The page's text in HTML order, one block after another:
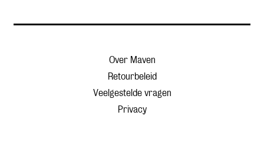
Over Maven
Retourbeleid
Veelgestelde vragen
Privacy